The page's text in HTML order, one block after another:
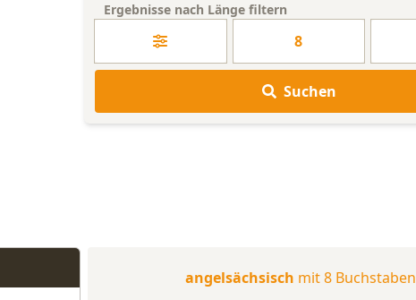
Ergebnisse nach Länge filtern
8
Suchen
angelsächsisch mit 8 Buchstaben